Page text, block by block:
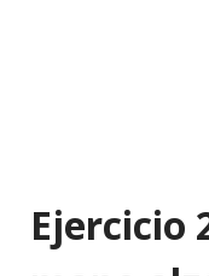
Ejercicio